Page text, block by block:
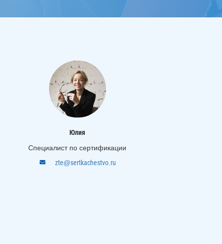
Юлия
Специалист по сертификации
zte@sertkachestvo.ru